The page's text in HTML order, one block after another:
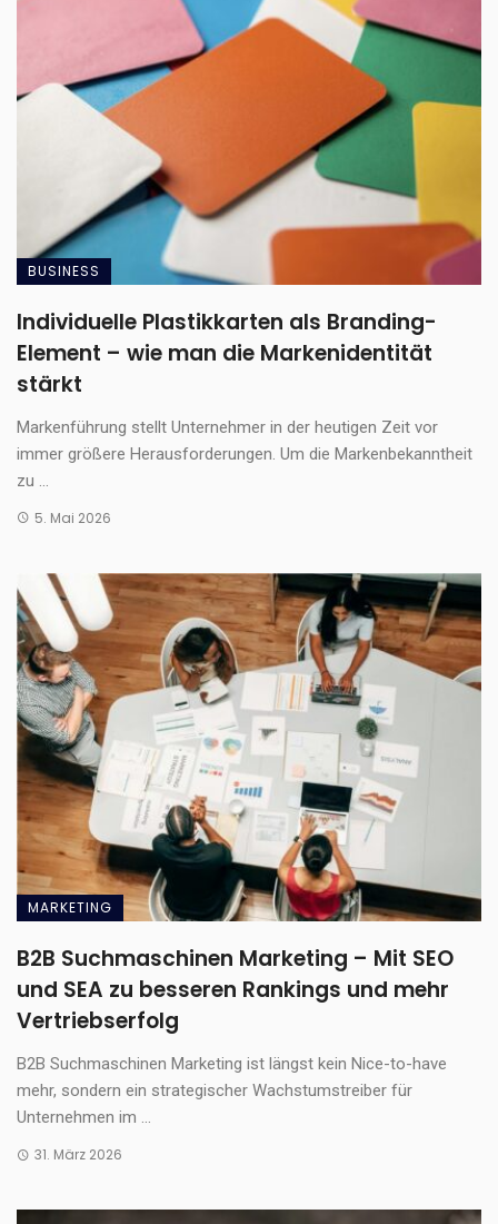
BUSINESS
Individuelle Plastikkarten als Branding-
Element – wie man die Markenidentität
stärkt
Markenführung stellt Unternehmer in der heutigen Zeit vor
immer größere Herausforderungen. Um die Markenbekanntheit
zu ...
5. Mai 2026
MARKETING
B2B Suchmaschinen Marketing – Mit SEO
und SEA zu besseren Rankings und mehr
Vertriebserfolg
B2B Suchmaschinen Marketing ist längst kein Nice-to-have
mehr, sondern ein strategischer Wachstumstreiber für
Unternehmen im ...
31. März 2026